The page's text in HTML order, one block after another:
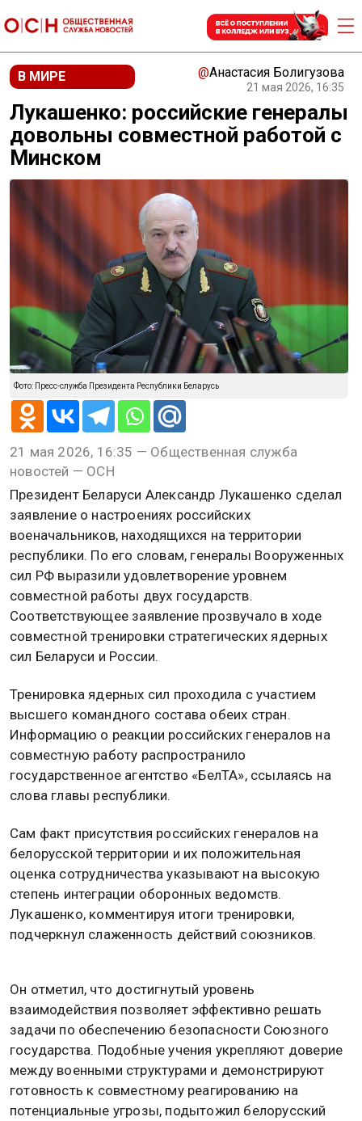
В МИРЕ @Анастасия Болигузова
21 мая 2026, 16:35
Лукашенко: российские генералы
довольны совместной работой с
Минском
Фото: Пресс-служба Президента Республики Беларусь
21 мая 2026, 16:35 — Общественная служба
новостей — ОСН
Президент Беларуси Александр Лукашенко сделал
заявление о настроениях российских
военачальников, находящихся на территории
республики. По его словам, генералы Вооруженных
сил РФ выразили удовлетворение уровнем
совместной работы двух государств.
Соответствующее заявление прозвучало в ходе
совместной тренировки стратегических ядерных
сил Беларуси и России.
Тренировка ядерных сил проходила с участием
высшего командного состава обеих стран.
Информацию о реакции российских генералов на
совместную работу распространило
государственное агентство «БелТА», ссылаясь на
слова главы республики.
Сам факт присутствия российских генералов на
белорусской территории и их положительная
оценка сотрудничества указывают на высокую
степень интеграции оборонных ведомств.
Лукашенко, комментируя итоги тренировки,
подчеркнул слаженность действий союзников.
Он отметил, что достигнутый уровень
взаимодействия позволяет эффективно решать
задачи по обеспечению безопасности Союзного
государства. Подобные учения укрепляют доверие
между военными структурами и демонстрируют
готовность к совместному реагированию на
потенциальные угрозы, подытожил белорусский